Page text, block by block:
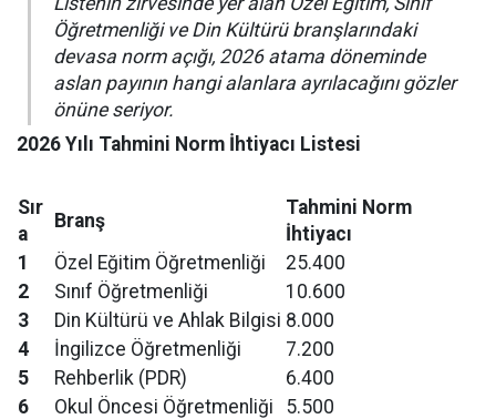
Öğretmenliği ve Din Kültürü branşlarındaki
devasa norm açığı, 2026 atama döneminde
aslan payının hangi alanlara ayrılacağını gözler
önüne seriyor.
2026 Yılı Tahmini Norm İhtiyacı Listesi
Sır
a
Branş
Tahmini Norm
İhtiyacı
1
Özel Eğitim Öğretmenliği
25.400
2
Sınıf Öğretmenliği
10.600
3
Din Kültürü ve Ahlak Bilgisi 8.000
4
İngilizce Öğretmenliği
7.200
5
Rehberlik (PDR)
6.400
6
Okul Öncesi Öğretmenliği
5.500